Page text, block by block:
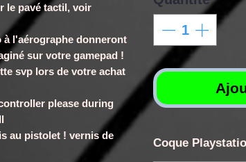
le pavé tactil, voir
l'aérographe donneront
sur votre gamepad !
svp lors de votre achat
please during
au pistolet ! vernis de
Coque